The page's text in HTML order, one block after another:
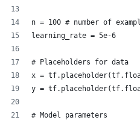
n = 100 # number of
learning_rate = 5e-6
# Placeholders for data
x =
y =
# Model parameters